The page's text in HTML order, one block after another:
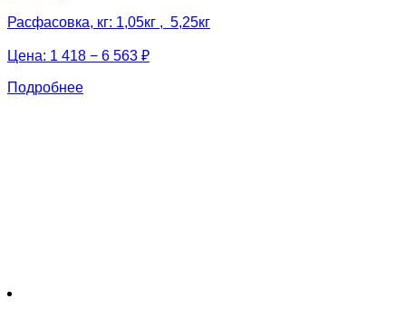
Расфасовка, кг: 1,05кг , 5,25кг
Цена: 1 418 − 6 563 ₽
Подробнее